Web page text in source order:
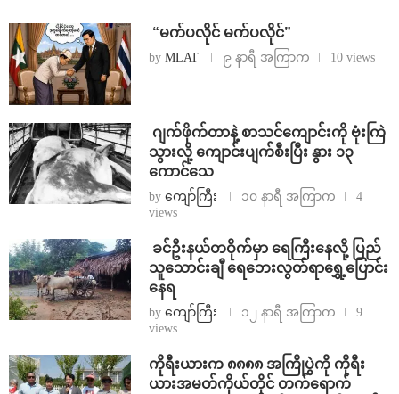
⁨ ⁨“မက်ပလိုင် မက်ပလိုင်”
by MLAT ၉ နာရီ အကြာက 10 views
⁨⁩ ⁨ဂျက်ဖိုက်တာနဲ့ စာသင်ကျောင်းကို ဗုံးကြဲ
သွားလို့ ကျောင်းပျက်စီးပြီး နွား ၁၃
ကောင်သေ
by ကျော်ကြီး ၁၀ နာရီ အကြာက
4
views
⁩ ⁨ခင်ဦးနယ်တဝိုက်မှာ ရေကြီးနေလို့ ပြည်
သူသောင်းချီ ရေဘေးလွတ်ရာရွှေ့ပြောင်း
နေရ
by ကျော်ကြီး ၁၂ နာရီ အကြာက
9
views
ကိုရီးယားက ၈၈၈၈ အကြိုပွဲကို ကိုရီး
ယားအမတ်ကိုယ်တိုင် တက်ရောက်